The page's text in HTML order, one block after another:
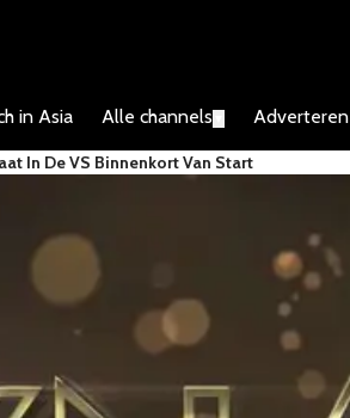
in Asia Alle channels Adverteren
In De VS Binnenkort Van Start